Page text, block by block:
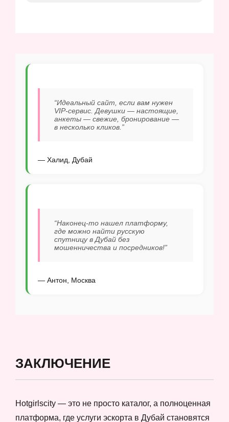
“Идеальный сайт, если вам нужен
VIP-сервис. Девушки — настоящие,
анкеты — свежие, бронирование —
в несколько кликов.”
— Халид, Дубай
“Наконец-то нашел платформу,
где можно найти русскую
спутницу в Дубай без
мошенничества и посредников!”
— Антон, Москва
ЗАКЛЮЧЕНИЕ
Hotgirlscity — это не просто каталог, а полноценная
платформа, где услуги эскорта в Дубай становятся